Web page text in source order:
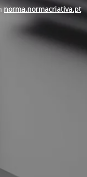
norma.normacriativa.pt